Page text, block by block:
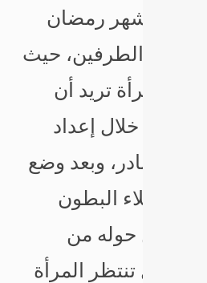
شهر رمضان
بين الطرفين، حيث
والمرأة تريد أن
من خلال إعداد
والنادر، وبعد وضع
وامتلاء البطون
يحدث من حوله من
تنتظر المرأة